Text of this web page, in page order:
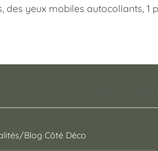
yeux mobiles autocollants, 1
Blog Côté Déco